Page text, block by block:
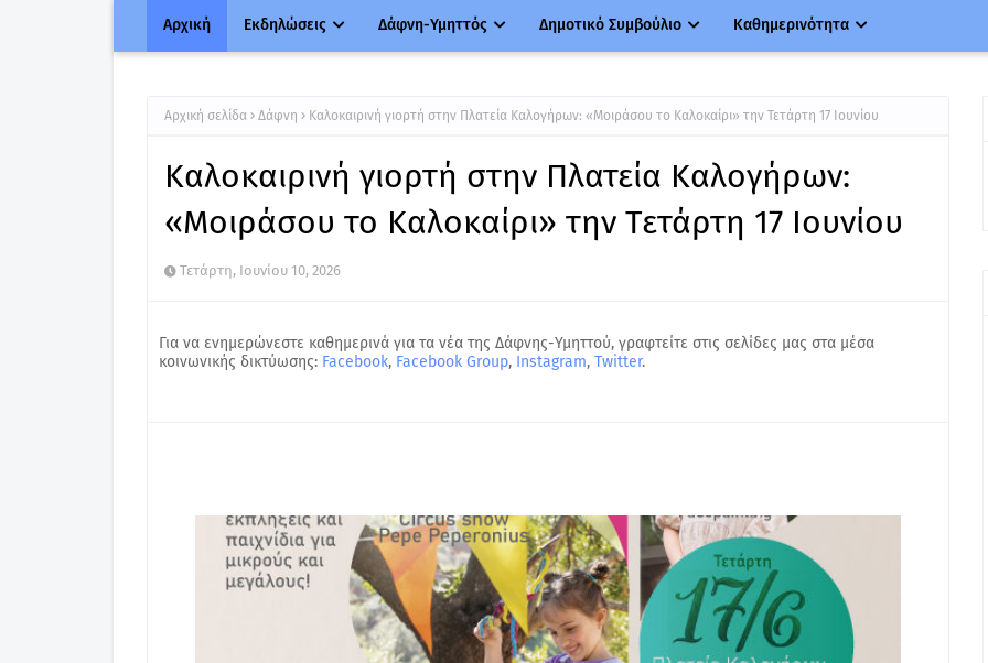
Αρχική Εκδηλώσεις Δάφνη-Υμηττός Δημοτικό Συμβούλιο Καθημερινότητα
Αρχική σελίδα Δάφνη Καλοκαιρινή γιορτή στην Πλατεία Καλογήρων: «Μοιράσου το Καλοκαίρι» την Τετάρτη 17 Ιουνίου
Καλοκαιρινή γιορτή στην Πλατεία Καλογήρων:
«Μοιράσου το Καλοκαίρι» την Τετάρτη 17 Ιουνίου
Τετάρτη, Ιουνίου 10, 2026
Για να ενημερώνεστε καθημερινά για τα νέα της Δάφνης-Υμηττού, γραφτείτε στις σελίδες μας στα μέσα
κοινωνικής δικτύωσης: Facebook, Facebook Group, Instagram, Twitter.